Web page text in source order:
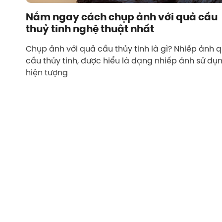
Nắm ngay cách chụp ảnh với quả cầu
thuỷ tinh nghệ thuật nhất
Chụp ảnh với quả cầu thủy tinh là gì? Nhiếp ảnh
cầu thủy tinh, được hiểu là dạng nhiếp ảnh sử
hiện tượng